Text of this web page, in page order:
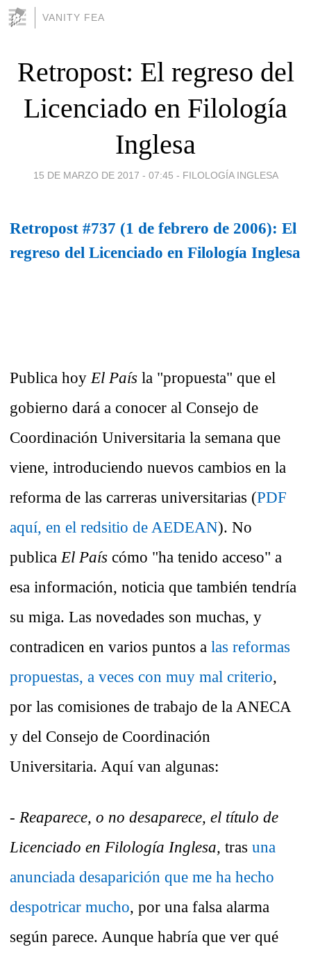
VANITY FEA
Retropost: El regreso del
Licenciado en Filología
Inglesa
15 DE MARZO DE 2017 - 07:45 - FILOLOGÍA INGLESA
Retropost #737 (1 de febrero de 2006): El
regreso del Licenciado en Filología Inglesa
Publica hoy El País la "propuesta" que el
gobierno dará a conocer al Consejo de
Coordinación Universitaria la semana que
viene, introduciendo nuevos cambios en la
reforma de las carreras universitarias (PDF
aquí, en el redsitio de AEDEAN). No
publica El País cómo "ha tenido acceso" a
esa información, noticia que también tendría
su miga. Las novedades son muchas, y
contradicen en varios puntos a las reformas
propuestas, a veces con muy mal criterio,
por las comisiones de trabajo de la ANECA
y del Consejo de Coordinación
Universitaria. Aquí van algunas:
- Reaparece, o no desaparece, el título de
Licenciado en Filología Inglesa, tras una
anunciada desaparición que me ha hecho
despotricar mucho, por una falsa alarma
según parece. Aunque habría que ver qué